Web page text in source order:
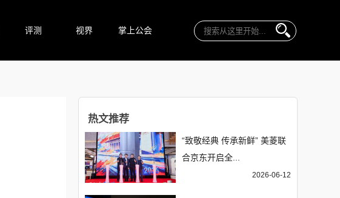
评测 视界 掌上公会
热文推荐
“致敬经典 传承新鲜” 美菱联
合京东开启全...
2026-06-12